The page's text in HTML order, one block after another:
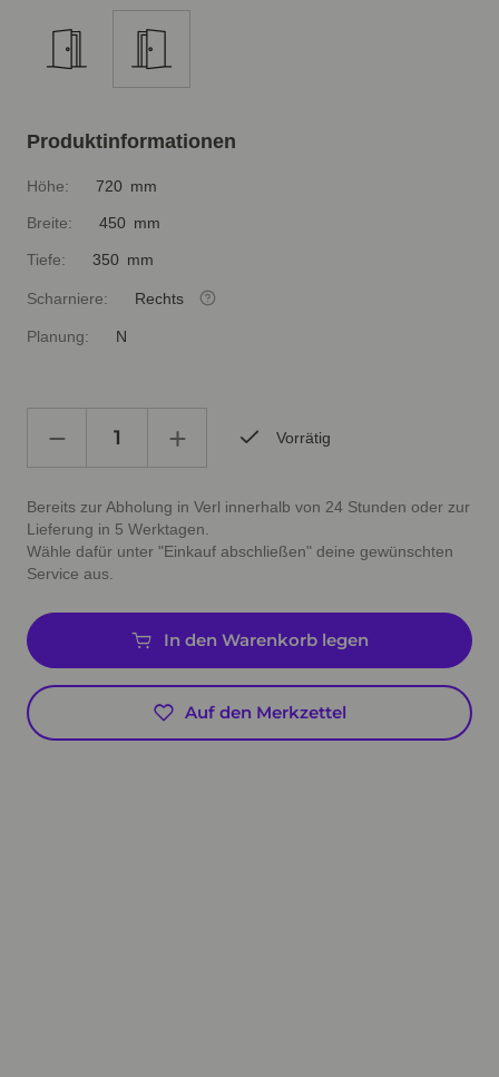
Produktinformationen
Höhe: 720 mm
Breite: 450 mm
Tiefe: 350 mm
Scharniere: Rechts
Planung: N
Vorrätig
Bereits zur Abholung in Verl innerhalb von 24 Stunden oder zur
Lieferung in 5 Werktagen.
Wähle dafür unter "Einkauf abschließen" deine gewünschten
Service aus.
In den Warenkorb legen
Auf den Merkzettel